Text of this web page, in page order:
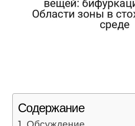
Содержание